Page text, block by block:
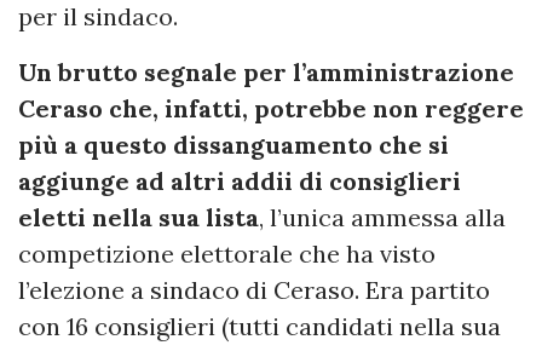
per il sindaco.
Un brutto segnale per l’amministrazione
Ceraso che, infatti, potrebbe non reggere
più a questo dissanguamento che si
aggiunge ad altri addii di consiglieri
eletti nella sua lista, l’unica ammessa alla
competizione elettorale che ha visto
l’elezione a sindaco di Ceraso. Era partito
con 16 consiglieri (tutti candidati nella sua